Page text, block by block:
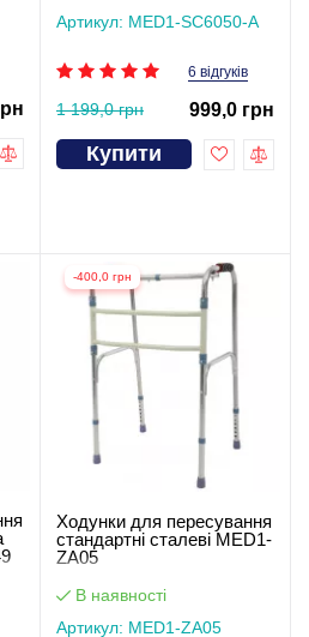
Артикул: MED1-SC6050-A
6 відгуків
1 199,0 грн 999,0 грн
Купити
-400,0 грн
Ходунки для пересування
стандартні сталеві MED1-
ZA05
В наявності
Артикул: MED1-ZA05